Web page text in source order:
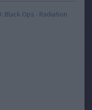
Black Ops - Radiation